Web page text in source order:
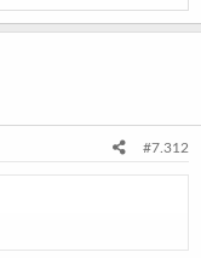
#7.312